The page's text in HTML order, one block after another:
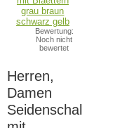
Bewertung:
Noch nicht
bewertet
Herren,
Damen
Seidenschal